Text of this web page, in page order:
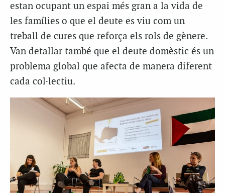
estan ocupant un espai més gran a la vida de
les famílies o que el deute es viu com un
treball de cures que reforça els rols de gènere.
Van detallar també que el deute domèstic és un
problema global que afecta de manera diferent
cada col·lectiu.